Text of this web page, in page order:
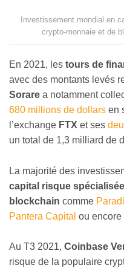
Investissement mondial en
crypto-monnaie et de
En 2021, les tours de
avec des montants levés
Sorare a notamment
680 millions de dollars en
l’exchange FTX et ses
un total de 1,3 milliard de
La majorité des
capital risque
blockchain comme
Pantera Capital ou encore
Au T3 2021, Coinbase
risque de la populaire